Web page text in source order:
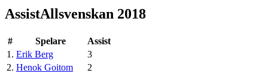
AssistAllsvenskan 2018
# Spelare
Assist
1 . Erik Berg
3
2. Henok Goitom
2